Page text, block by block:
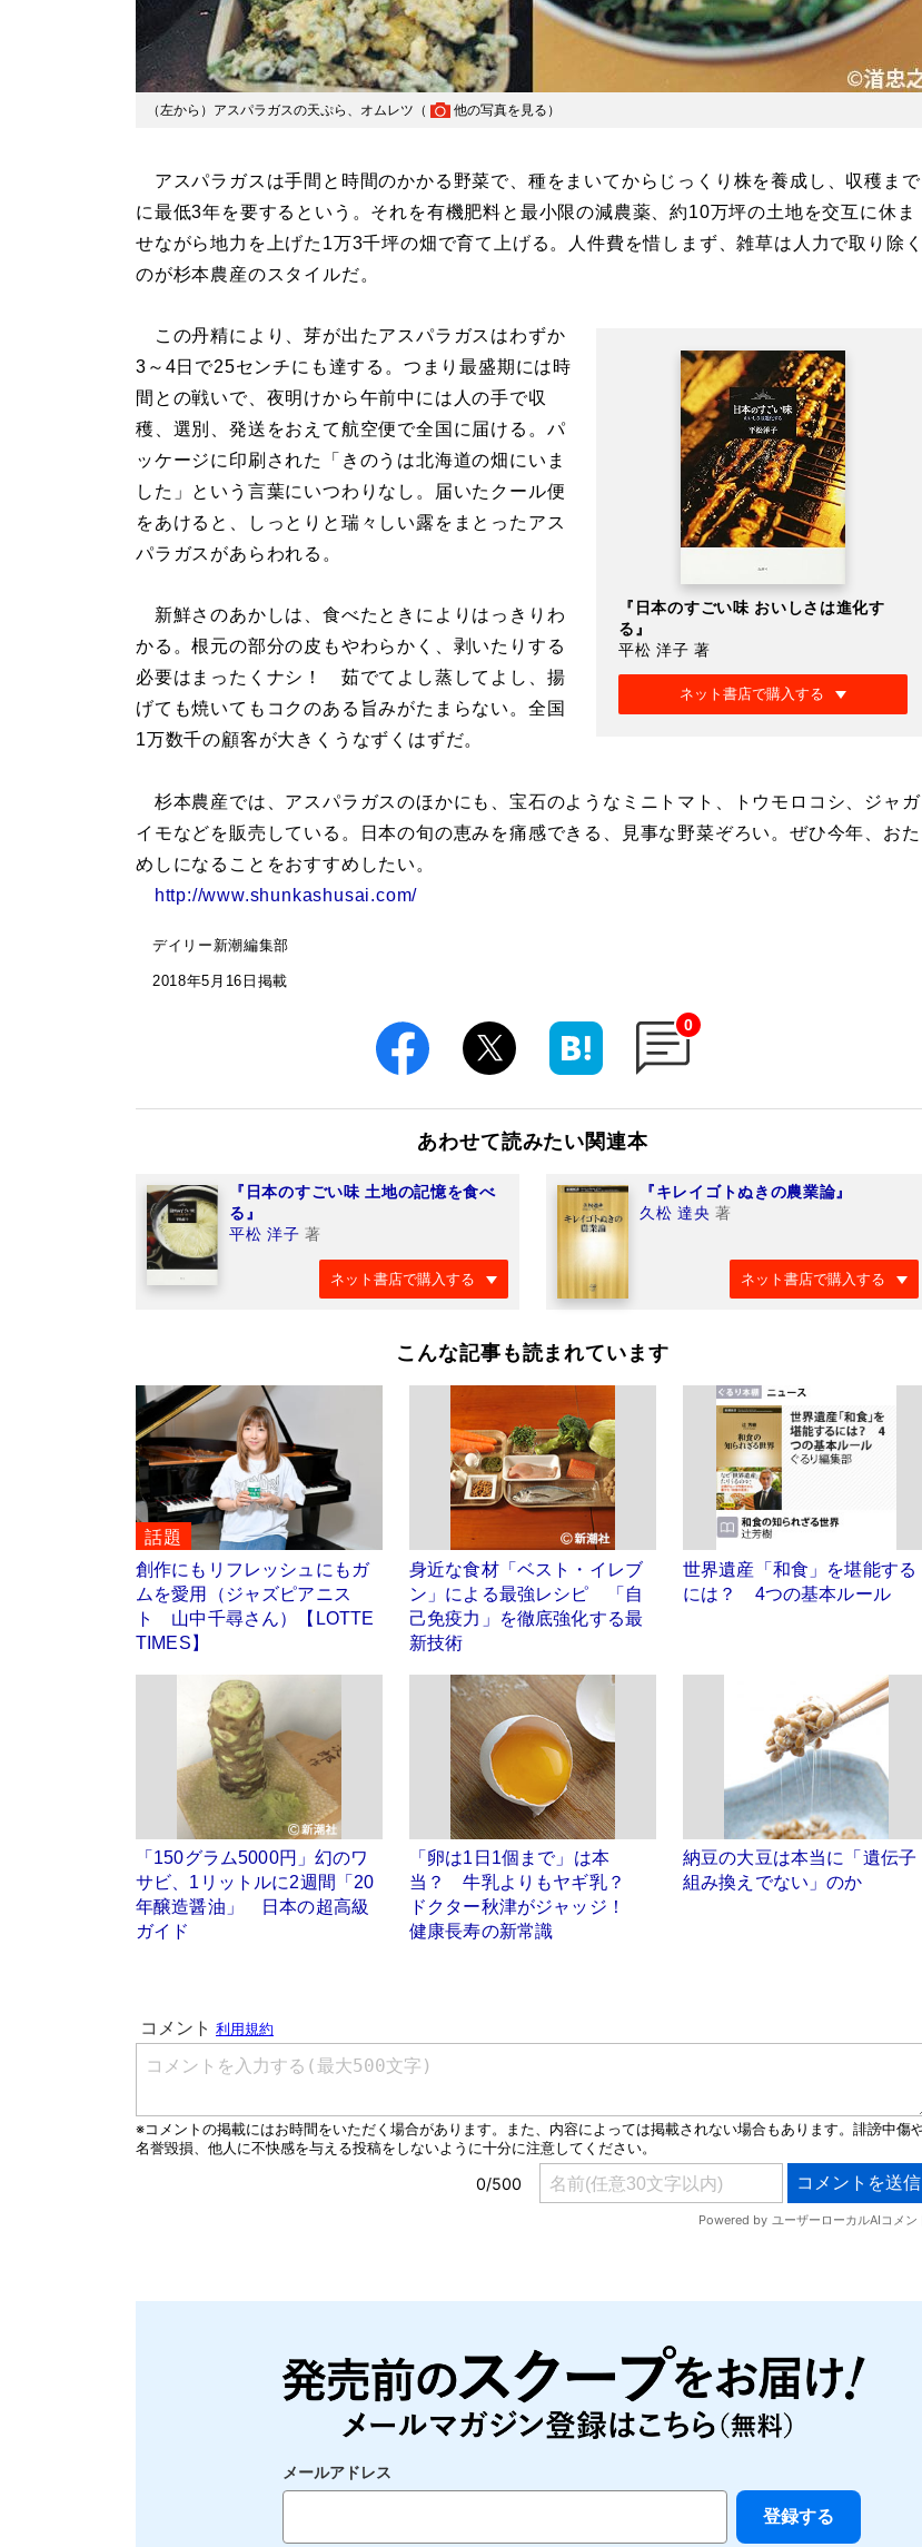
（左から）アスパラガスの天ぷら、オムレツ（ 他の写真を見る ）
アスパラガスは手間と時間のかかる野菜で、種をまいてからじっくり株を養成し、収穫まで
に最低3年を要するという。それを有機肥料と最小限の減農薬、約10万坪の土地を交互に休ま
せながら地力を上げた1万3千坪の畑で育て上げる。人件費を惜しまず、雑草は人力で取り除く
のが杉本農産のスタイルだ。
『日本のすごい味 おいしさは進化す
る』
平松 洋子 著
ネット書店で購入する
この丹精により、芽が出たアスパラガスはわずか
3～4日で25センチにも達する。つまり最盛期には時
間との戦いで、夜明けから午前中には人の手で収
穫、選別、発送をおえて航空便で全国に届ける。パ
ッケージに印刷された「きのうは北海道の畑にいま
した」という言葉にいつわりなし。届いたクール便
をあけると、しっとりと瑞々しい露をまとったアス
パラガスがあらわれる。
新鮮さのあかしは、食べたときによりはっきりわ
かる。根元の部分の皮もやわらかく、剥いたりする
必要はまったくナシ！ 茹でてよし蒸してよし、揚
げても焼いてもコクのある旨みがたまらない。全国
1万数千の顧客が大きくうなずくはずだ。
杉本農産では、アスパラガスのほかにも、宝石のようなミニトマト、トウモロコシ、ジャガ
イモなどを販売している。日本の旬の恵みを痛感できる、見事な野菜ぞろい。ぜひ今年、おた
めしになることをおすすめしたい。
http://www.shunkashusai.com/
デイリー新潮編集部
2018年5月16日掲載
0
あわせて読みたい関連本
『日本のすごい味 土地の記憶を食べ
る』
平松 洋子 著
ネット書店で購入する
『キレイゴトぬきの農業論』
久松 達央 著
ネット書店で購入する
こんな記事も読まれています
話題
創作にもリフレッシュにもガ
ムを愛用（ジャズピアニス
ト 山中千尋さん）【LOTTE
TIMES】
身近な食材「ベスト・イレブ
ン」による最強レシピ 「自
己免疫力」を徹底強化する最
新技術
世界遺産「和食」を堪能する
には？ 4つの基本ルール
「150グラム5000円」幻のワ
サビ、1リットルに2週間「20
年醸造醤油」 日本の超高級
ガイド
「卵は1日1個まで」は本
当？ 牛乳よりもヤギ乳？
ドクター秋津がジャッジ！
健康長寿の新常識
納豆の大豆は本当に「遺伝子
組み換えでない」のか
メールアドレス